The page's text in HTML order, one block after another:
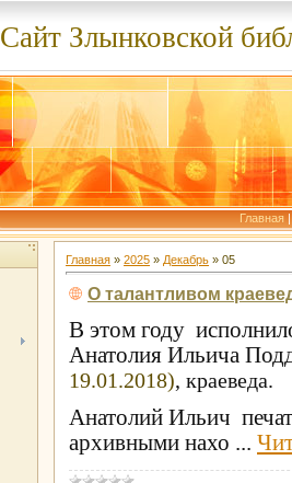
Сайт Злынковской
Главная
Главная » 2025 » Декабрь » 05
О талантливом
В этом году
Анатолия Ильича
19.01.2018), краеведа.
Анатолий Ильич
архивными нахо ...